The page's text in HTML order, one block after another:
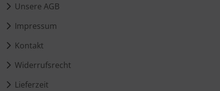
Unsere AGB
Impressum
Kontakt
Widerrufsrecht
Lieferzeit